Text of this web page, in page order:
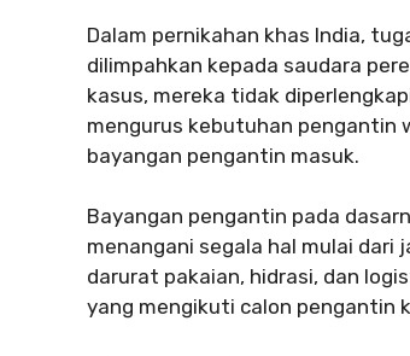
Dalam pernikahan khas India,
dilimpahkan kepada saudara
kasus, mereka tidak
mengurus kebutuhan pengantin
bayangan pengantin masuk.
Bayangan pengantin pada
menangani segala hal mulai dari
darurat pakaian, hidrasi, dan
yang mengikuti calon pengantin